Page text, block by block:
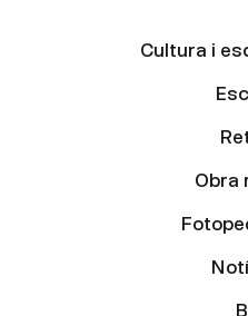
Cultura i
Obra